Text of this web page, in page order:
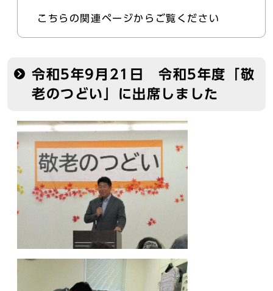
こちらの関連ページからご覧ください
令和5年9月21日 令和5年度「敬
老のつどい」に出席しました